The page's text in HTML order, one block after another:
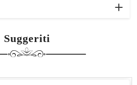
Suggeriti